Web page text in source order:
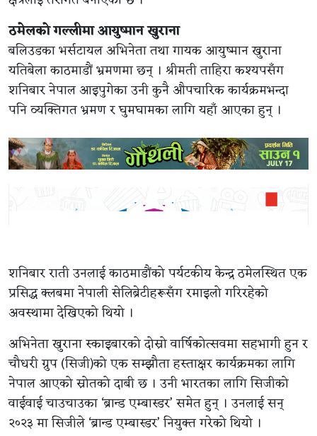
ठमेलको गल्लीमा आयुष्मान खुराना
बलिउडका भर्सटायल अभिनेता तथा गायक आयुष्मान खुराना
यतिबेला काठमाडौं भ्रमणमा छन् । श्रीमती ताहिरा कश्यपसँग
शनिबार नेपाल आइपुगेका उनी कुनै औपचारिक कार्यक्रमभन्दा
पनि व्यक्तिगत भ्रमण र घुमघामका लागि यहाँ आएका हुन् ।
शनिबार राती उनलाई काठमाडौंको पर्यटकीय केन्द्र ठमेलस्थित एक
प्रसिद्ध क्लबमा नेपाली सेलिब्रेटीहरूसँग रमाइलो गरिरहेको
अवस्थामा देखिएको थियो ।
अभिनेता खुराना स्काइबारको दोस्रो वार्षिकोत्सवमा सहभागी हुन र
चौधरी ग्रुप (सिजी)को एक सम्झौता हस्ताक्षर कार्यक्रमका लागि
नेपाल आएको स्रोतको दाबी छ । उनी भारतका लागि सिजीको
वाईवाई चाउचाउका ‘ब्रान्ड एम्बास्डर’ समेत हुन् । उनलाई सन्
२०२३ मा सिजीले ‘ब्रान्ड एम्बास्डर’ नियुक्त गरेको थियो ।